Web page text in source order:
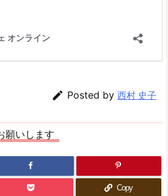
 Posted by 西村 史子
願いします
Copy